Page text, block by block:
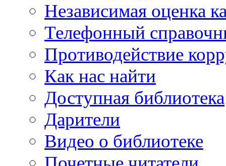
Независимая оценка
Телефонный
Противодействие
Как нас найти
Доступная библиотека
Дарители
Видео о библиотеке